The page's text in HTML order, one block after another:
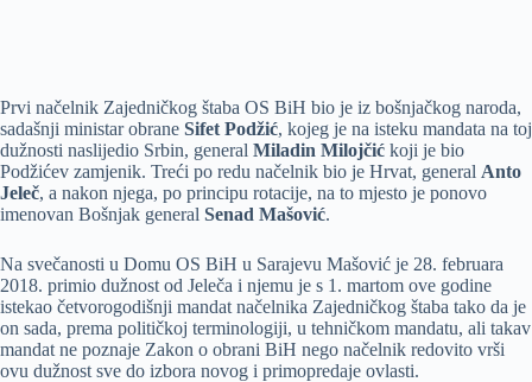
Prvi načelnik Zajedničkog štaba OS BiH bio je iz bošnjačkog naroda,
sadašnji ministar obrane Sifet Podžić, kojeg je na isteku mandata na toj
dužnosti naslijedio Srbin, general Miladin Milojčić koji je bio
Podžićev zamjenik. Treći po redu načelnik bio je Hrvat, general Anto
Jeleč, a nakon njega, po principu rotacije, na to mjesto je ponovo
imenovan Bošnjak general Senad Mašović.
Na svečanosti u Domu OS BiH u Sarajevu Mašović je 28. februara
2018. primio dužnost od Jeleča i njemu je s 1. martom ove godine
istekao četvorogodišnji mandat načelnika Zajedničkog štaba tako da je
on sada, prema političkoj terminologiji, u tehničkom mandatu, ali takav
mandat ne poznaje Zakon o obrani BiH nego načelnik redovito vrši
ovu dužnost sve do izbora novog i primopredaje ovlasti.